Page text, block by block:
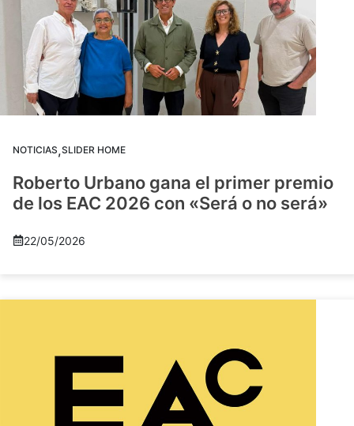
NOTICIAS,SLIDER HOME
Roberto Urbano gana el primer premio
de los EAC 2026 con «Será o no será»
22/05/2026